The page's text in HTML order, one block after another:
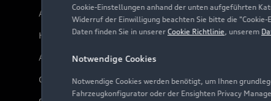
Cookie-Einstellungen anhand der unten aufgeführten
Widerruf der Einwilligung beachten Sie bitte die
Daten finden Sie in unsererCookie Richtlinie, unserem
Notwendige Cookies
Notwendige Cookies werden benötigt, um Ihnen
Fahrzeugkonfigurator oder der Ensighten Privacy
Audi Code
Häufige Fragen (FAQ)
Audi Online Beratung
Online-Terminvereinbarung